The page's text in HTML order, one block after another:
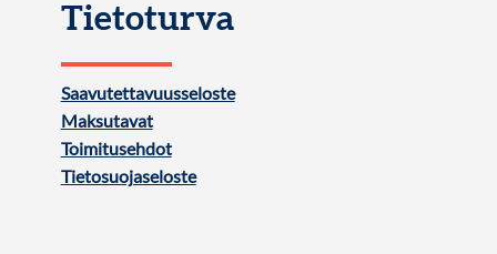
Tietoturva
Saavutettavuusseloste
Maksutavat
Toimitusehdot
Tietosuojaseloste